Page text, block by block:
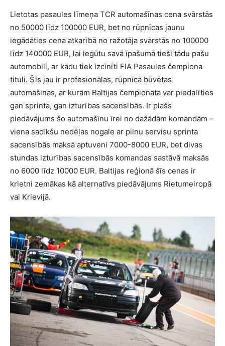
Lietotas pasaules līmeņa TCR automašīnas cena svārstās
no 50000 līdz 100000 EUR, bet no rūpnīcas jaunu
iegādāties cena atkarībā no ražotāja svārstās no 100000
līdz 140000 EUR, lai iegūtu savā īpašumā tieši tādu pašu
automobili, ar kādu tiek izcīnīti FIA Pasaules čempiona
tituli. Šīs jau ir profesionālas, rūpnīcā būvētas
automašīnas, ar kurām Baltijas čempionātā var piedalīties
gan sprinta, gan izturības sacensībās. Ir plašs
piedāvājums šo automašīnu īrei no dažādām komandām –
viena sacīkšu nedēļas nogale ar pilnu servisu sprinta
sacensībās maksā aptuveni 7000-8000 EUR, bet divas
stundas izturības sacensībās komandas sastāvā maksās
no 6000 līdz 10000 EUR. Baltijas reģionā šīs cenas ir
krietni zemākas kā alternatīvs piedāvājums Rietumeiropā
vai Krievijā.